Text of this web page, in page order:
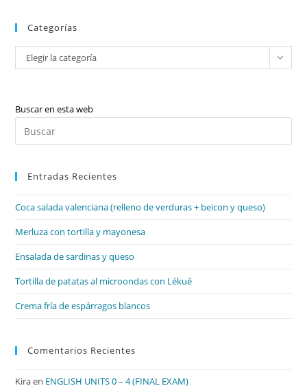
Categorías
Categorías
Elegir la categoría
Buscar en esta web
Entradas Recientes
Coca salada valenciana (relleno de verduras + beicon y queso)
Merluza con tortilla y mayonesa
Ensalada de sardinas y queso
Tortilla de patatas al microondas con Lékué
Crema fría de espárragos blancos
Comentarios Recientes
Kiraen ENGLISH UNITS 0 – 4 (FINAL EXAM)